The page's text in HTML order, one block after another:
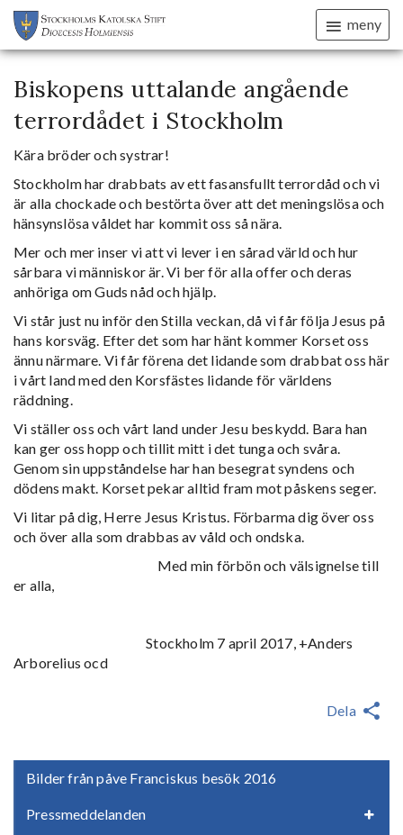
meny
Bilder från påve Franciskus besök 2016
Pressmeddelanden
Biskopens uttalande angående
terrordådet i Stockholm
Kära bröder och systrar!
Stockholm har drabbats av ett fasansfullt terrordåd och vi
är alla chockade och bestörta över att det meningslösa och
hänsynslösa våldet har kommit oss så nära.
Mer och mer inser vi att vi lever i en sårad värld och hur
sårbara vi människor är. Vi ber för alla offer och deras
anhöriga om Guds nåd och hjälp.
Vi står just nu inför den Stilla veckan, då vi får följa Jesus på
hans korsväg. Efter det som har hänt kommer Korset oss
ännu närmare. Vi får förena det lidande som drabbat oss här
i vårt land med den Korsfästes lidande för världens
räddning.
Vi ställer oss och vårt land under Jesu beskydd. Bara han
kan ger oss hopp och tillit mitt i det tunga och svåra.
Genom sin uppståndelse har han besegrat syndens och
dödens makt. Korset pekar alltid fram mot påskens seger.
Vi litar på dig, Herre Jesus Kristus. Förbarma dig över oss
och över alla som drabbas av våld och ondska.
Med min förbön och välsignelse till
er alla,
Stockholm 7 april 2017, +Anders
Arborelius ocd
Dela